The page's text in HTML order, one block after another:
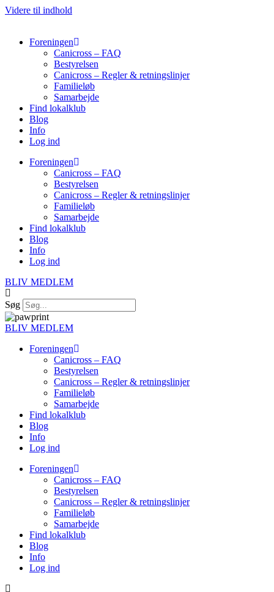
Videre til indhold
Foreningen
Canicross – FAQ
Bestyrelsen
Canicross – Regler & retningslinjer
Familieløb
Samarbejde
Find lokalklub
Blog
Info
Log ind
Foreningen
Canicross – FAQ
Bestyrelsen
Canicross – Regler & retningslinjer
Familieløb
Samarbejde
Find lokalklub
Blog
Info
Log ind
BLIV MEDLEM
Søg
BLIV MEDLEM
Foreningen
Canicross – FAQ
Bestyrelsen
Canicross – Regler & retningslinjer
Familieløb
Samarbejde
Find lokalklub
Blog
Info
Log ind
Foreningen
Canicross – FAQ
Bestyrelsen
Canicross – Regler & retningslinjer
Familieløb
Samarbejde
Find lokalklub
Blog
Info
Log ind